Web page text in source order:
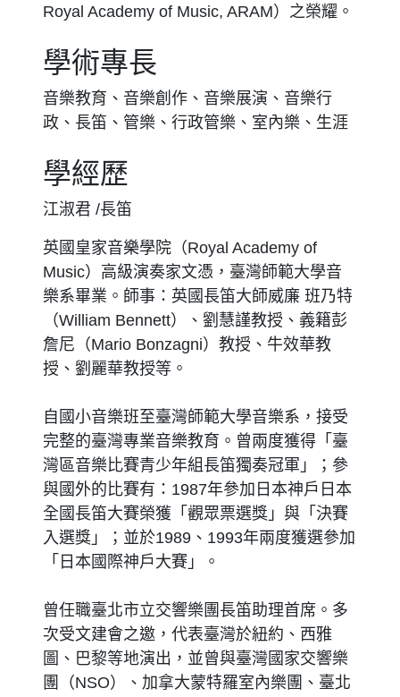
Royal Academy of Music, ARAM）之榮耀。
學術專長
音樂教育、音樂創作、音樂展演、音樂行
政、長笛、管樂、行政管樂、室內樂、生涯
學經歷
江淑君 /長笛
英國皇家音樂學院（Royal Academy of
Music）高級演奏家文憑，臺灣師範大學音
樂系畢業。師事：英國長笛大師威廉 班乃特
（William Bennett）、劉慧謹教授、義籍彭
詹尼（Mario Bonzagni）教授、牛效華教
授、劉麗華教授等。
自國小音樂班至臺灣師範大學音樂系，接受
完整的臺灣專業音樂教育。曾兩度獲得「臺
灣區音樂比賽青少年組長笛獨奏冠軍」；參
與國外的比賽有：1987年參加日本神戶日本
全國長笛大賽榮獲「觀眾票選獎」與「決賽
入選獎」；並於1989、1993年兩度獲選參加
「日本國際神戶大賽」。
曾任職臺北市立交響樂團長笛助理首席。多
次受文建會之邀，代表臺灣於紐約、西雅
圖、巴黎等地演出，並曾與臺灣國家交響樂
團（NSO）、加拿大蒙特羅室內樂團、臺北